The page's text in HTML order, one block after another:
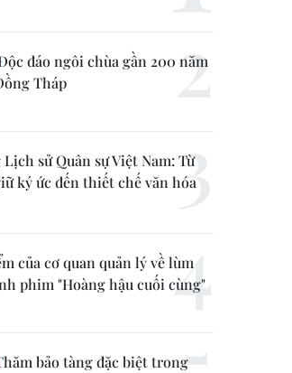
đáo ngôi chùa gần 200 năm
Tháp
sử Quân sự Việt Nam: Từ
ký ức đến thiết chế văn hóa
của cơ quan quản lý về lùm
phim "Hoàng hậu cuối cùng"
bảo tàng đặc biệt trong